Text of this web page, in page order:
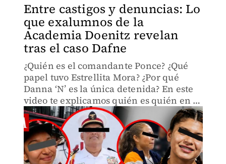
Entre castigos y denuncias: Lo
que exalumnos de la
Academia Doenitz revelan
tras el caso Dafne
¿Quién es el comandante Ponce? ¿Qué
papel tuvo Estrellita Mora? ¿Por qué
Danna ‘N’ es la única detenida? En este
video te explicamos quién es quién en el
caso Dafne, la menor que murió tras
asistir al campamento de la Academia
Militarizada Doenitz.